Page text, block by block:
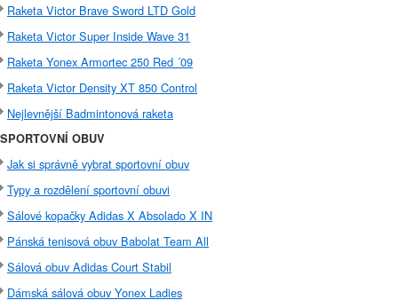
Raketa Victor Brave Sword LTD Gold
Raketa Victor Super Inside Wave 31
Raketa Yonex Armortec 250 Red ´09
Raketa Victor Density XT 850 Control
Nejlevnější Badmintonová raketa
SPORTOVNÍ OBUV
Jak si správně vybrat sportovní obuv
Typy a rozdělení sportovní obuvi
Sálové kopačky Adidas X Absolado X IN
Pánská tenisová obuv Babolat Team All
Sálová obuv Adidas Court Stabil
Dámská sálová obuv Yonex Ladies